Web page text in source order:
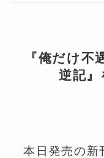
『俺だけ不
逆記』
本日発売の新